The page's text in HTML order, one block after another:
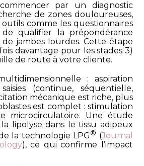
par un diagnostic
de zones douloureuses,
comme les questionnaires
qualifier la prépondérance
jambes lourdes. Cette étape
davantage pour les stades 3)
de route à votre cliente.
: aspiration
(continue, séquentielle,
mécanique est riche, plus
est complet : stimulation
microcirculatoire. Une étude
lipolyse dans le tissu adipeux
la technologie LPG® (Journal
), ce qui confirme l’impact